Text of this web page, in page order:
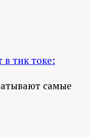
в тик токе:
самые